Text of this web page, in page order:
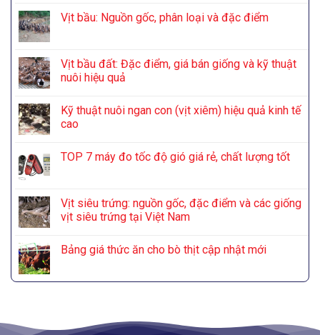
Vịt bầu: Nguồn gốc, phân loại và đặc điểm
Vịt bầu đất: Đặc điểm, giá bán giống và kỹ thuật
nuôi hiệu quả
Kỹ thuật nuôi ngan con (vịt xiêm) hiệu quả kinh tế
cao
TOP 7 máy đo tốc độ gió giá rẻ, chất lượng tốt
Vịt siêu trứng: nguồn gốc, đặc điểm và các giống
vịt siêu trứng tại Việt Nam
Bảng giá thức ăn cho bò thịt cập nhật mới